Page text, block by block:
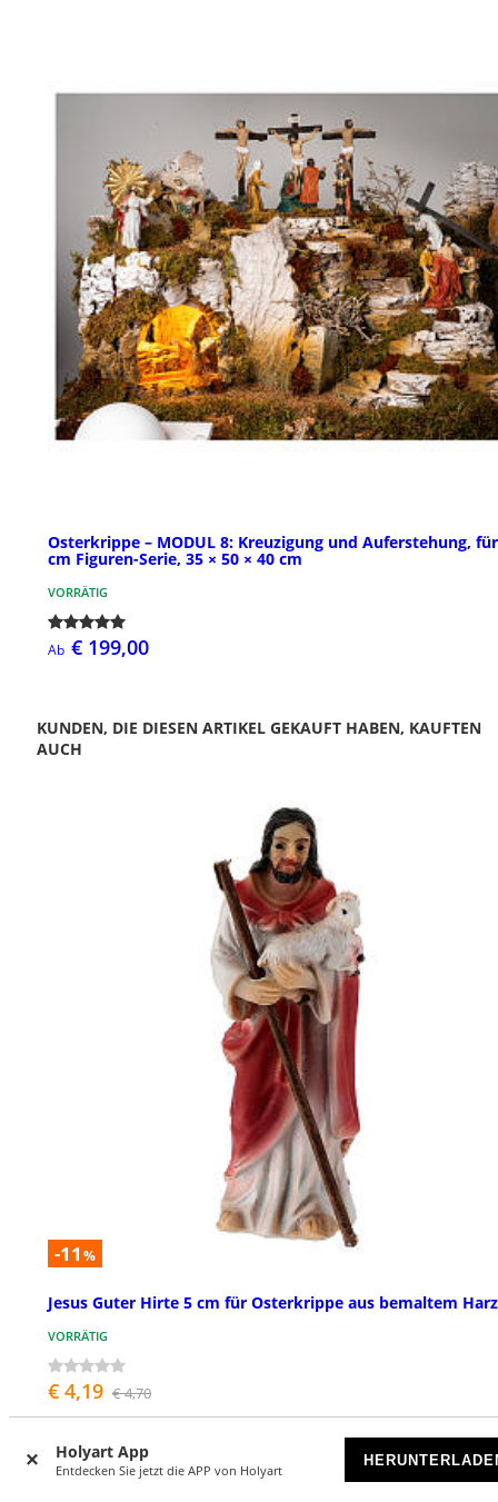
Holyart App
Entdecken Sie jetzt die APP von Holyart
Osterkrippe – MODUL 8: Kreuzigung und Auferstehung,
cm Figuren-Serie, 35 × 50 × 40 cm
VORRÄTIG
Ab € 199,00
KUNDEN, DIE DIESEN ARTIKEL GEKAUFT HABEN, KAUFTEN
AUCH
-11 %
Jesus Guter Hirte 5 cm für Osterkrippe aus bemaltem Harz
VORRÄTIG
€ 4,19 € 4,70